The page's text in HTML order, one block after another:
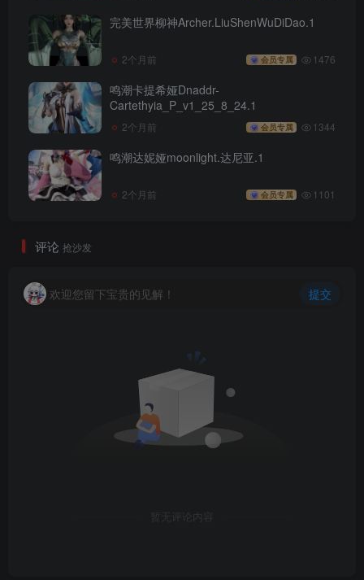
完美世界柳神Archer.LiuShenWuDiDao.1
2个月前 会员专属 1476
鸣潮卡提希娅Dnaddr-
Cartethyia_P_v1_25_8_24.1
2个月前 会员专属 1344
鸣潮达妮娅moonlight.达尼亚.1
2个月前 会员专属 1101
评论 抢沙发
欢迎您留下宝贵的见解！ 提交
暂无评论内容